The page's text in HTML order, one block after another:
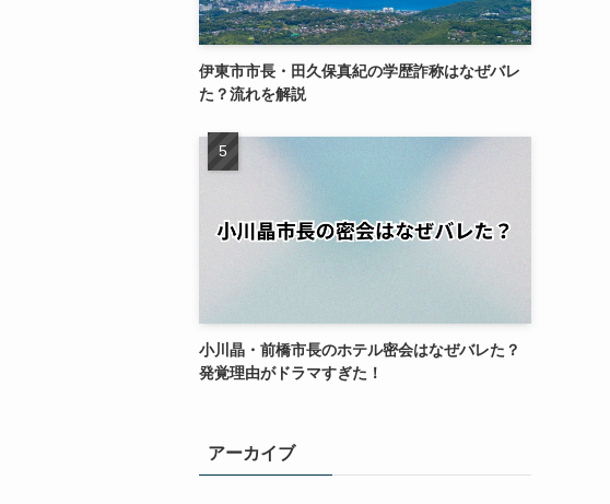
伊東市市長・田久保真紀の学歴詐称はなぜバレ
た？流れを解説
小川晶・前橋市長のホテル密会はなぜバレた？
発覚理由がドラマすぎた！
アーカイブ